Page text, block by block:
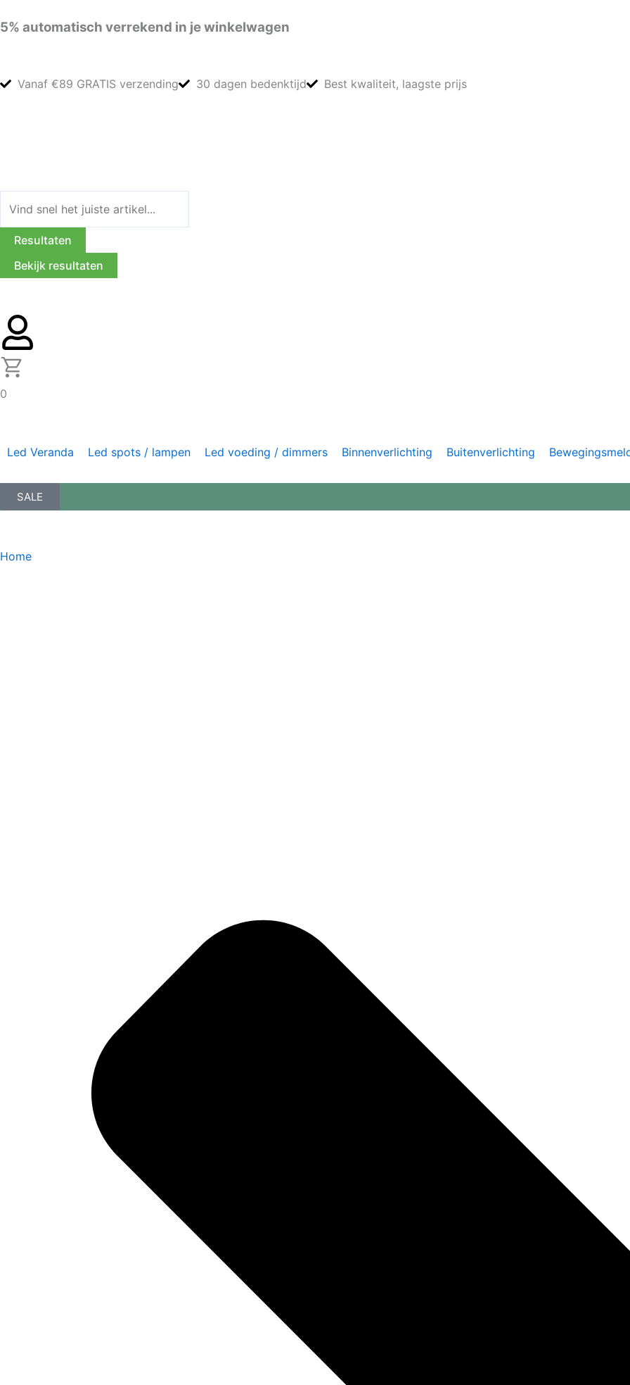
naar
5% automatisch verrekend in je winkelwagen
Vanaf €89 GRATIS verzending 30 dagen bedenktijd Best kwaliteit, laagste prijs
Resultaten
Bekijk resultaten
0
Led Veranda Led spots / lampen Led voeding / dimmers Binnenverlichting Buitenverlichting
SALE
Home